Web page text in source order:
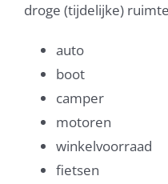
droge (tijdelijke)
auto
boot
camper
motoren
winkelvoorraad
fietsen